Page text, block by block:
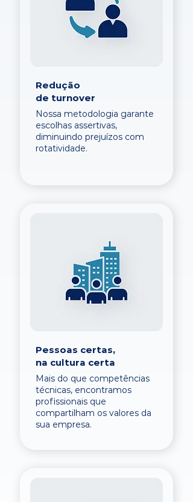
Redução
de turnover
Nossa metodologia garante
escolhas assertivas,
diminuindo prejuízos com
rotatividade.
Pessoas certas,
na cultura certa
Mais do que competências
técnicas, encontramos
profissionais que
compartilham os valores da
sua empresa.